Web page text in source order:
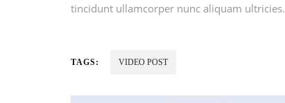
tincidunt ullamcorper nunc aliquam ultricies.
TAGS: VIDEO POST